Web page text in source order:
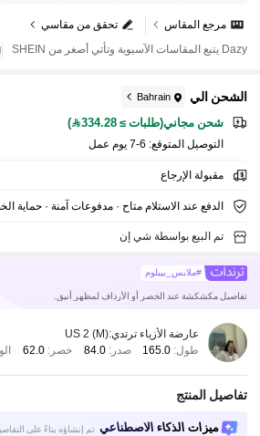
تحقق من مقاسي
مرجع المقاس
Dazy يتبع المقاسات الآسيوية وتأتي أصغر من SHEIN
الشحن الي Bahrain
شحن مجاني(طلبات ≥ 334.28)
التوصيل المتوقع: 6-7 يوم عمل
مقبولة الإرجاع
الدفع عند الاستلام متاح · مدفوعات آمنة · حماية
تم البيع بواسطة شي إن
#ملابس_بيبلوم
تفاصيل مكشكشة عند الخصر أو الأرداف لمظهر أنيق.
عارضة الأزياء ترتدي:US 2 (M)
طول: 165.0 صدر:84.0 خصر: 62.0
تفاصيل المنتج
ميزات الذكاء الاصطناعي تم إنشاؤه بناءً على